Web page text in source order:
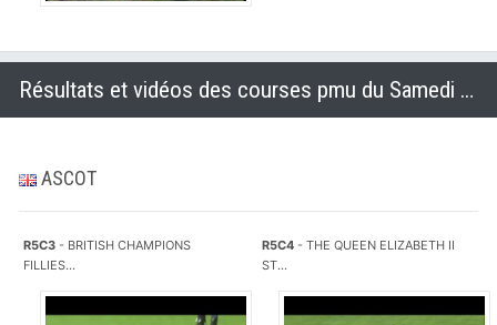
Résultats et vidéos des courses pmu du Samedi 18 octobre 2014
ASCOT
R5C3 - BRITISH CHAMPIONS
FILLIES...
R5C4 - THE QUEEN ELIZABETH II
ST...